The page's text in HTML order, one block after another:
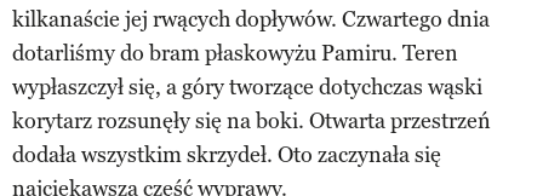
kilkanaście jej rwących dopływów. Czwartego dnia
dotarliśmy do bram płaskowyżu Pamiru. Teren
wypłaszczył się, a góry tworzące dotychczas wąski
korytarz rozsunęły się na boki. Otwarta przestrzeń
dodała wszystkim skrzydeł. Oto zaczynała się
najciekawsza część wyprawy.